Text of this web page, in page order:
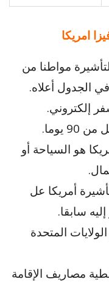
امريكا
مواطنا من
الجدول أعلاه.
إلكتروني.
يوما.
هو السياحة أو
أمريكا عل
سابقا.
المتحدة
مصاريف الإقامة